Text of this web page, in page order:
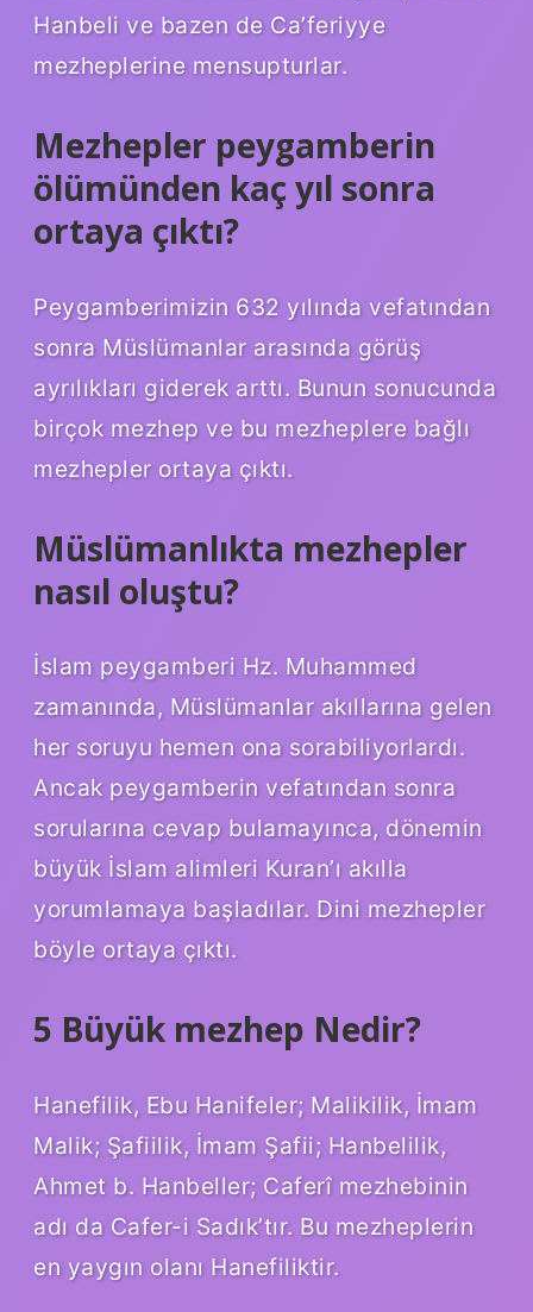
Hanbeli ve bazen de Ca’feriyye
mezheplerine mensupturlar.
Mezhepler peygamberin
ölümünden kaç yıl sonra
ortaya çıktı?
Peygamberimizin 632 yılında vefatından
sonra Müslümanlar arasında görüş
ayrılıkları giderek arttı. Bunun sonucunda
birçok mezhep ve bu mezheplere bağlı
mezhepler ortaya çıktı.
Müslümanlıkta mezhepler
nasıl oluştu?
İslam peygamberi Hz. Muhammed
zamanında, Müslümanlar akıllarına gelen
her soruyu hemen ona sorabiliyorlardı.
Ancak peygamberin vefatından sonra
sorularına cevap bulamayınca, dönemin
büyük İslam alimleri Kuran’ı akılla
yorumlamaya başladılar. Dini mezhepler
böyle ortaya çıktı.
5 Büyük mezhep Nedir?
Hanefilik, Ebu Hanifeler; Malikilik, İmam
Malik; Şafiilik, İmam Şafii; Hanbelilik,
Ahmet b. Hanbeller; Caferî mezhebinin
adı da Cafer-i Sadık’tır. Bu mezheplerin
en yaygın olanı Hanefiliktir.